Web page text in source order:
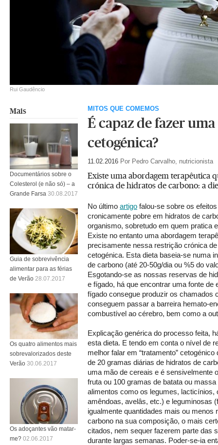
Rui Gaudêncio
MITOS QUE COMEMOS
É capaz de fazer
cetogénica?
11.02.2016 Por Pedro Carvalho, nutricionista
Existe uma abordagem terapêutica
crónica de hidratos de carbono: a
No último artigo falou-se sobre os
cronicamente pobre em hidratos de
organismo, sobretudo em quem pratica
Existe no entanto uma abordagem
precisamente nessa restrição crónica
cetogénica. Esta dieta baseia-se numa
de carbono (até 20-50g/dia ou %5 do
Esgotando-se as nossas reservas de
e fígado, há que encontrar uma fonte de
fígado consegue produzir os chamados
conseguem passar a barreira hemato-
combustível ao cérebro, bem como a
Explicação genérica do processo feita,
esta dieta. E tendo em conta o nível de
melhor falar em “tratamento” cetogénico
de 20 gramas diárias de hidratos de
uma mão de cereais e é sensivelmente
fruta ou 100 gramas de batata ou
alimentos como os legumes, lacticínios,
amêndoas, avelâs, etc.) e leguminosas
igualmente quantidades mais ou menos
carbono na sua composição, o mais
citados, nem sequer fazerem parte das
durante largas semanas. Poder-se-ia
Mais
Documentários sobre o
Colesterol (e não só) – a
Grande Farsa 30.08.2017
Guia de sobrevivência
alimentar para as férias
de Verão 28.07.2017
Os quatro alimentos mais
sobrevalorizados deste
Verão 30.06.2017
Os adoçantes vão matar-
me? 02.06.2017